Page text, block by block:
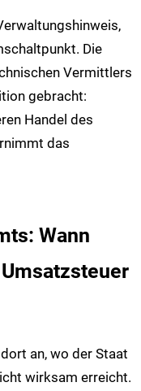
Die
Vermittlers
gebracht:
Handel des
das
Wann
an, wo der Staat
wirksam erreicht.